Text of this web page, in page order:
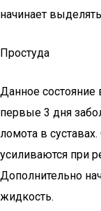
начинает
Простуда
Данное
первые 3 дня
ломота в
усиливаются при
Дополнительно
жидкость.